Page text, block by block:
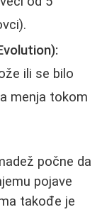
ili se bilo
menja tokom
počne da
pojave
takođe je